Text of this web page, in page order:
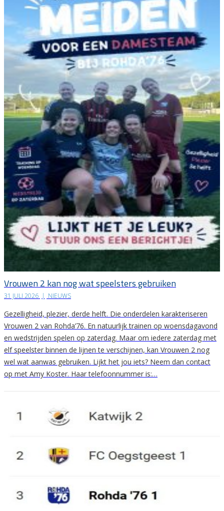
Vrouwen 2 kan nog wat speelsters gebruiken
31 JULI 2026 | NIEUWS
Gezelligheid, plezier, derde helft. Die onderdelen karakteriseren
Vrouwen 2 van Rohda’76. En natuurlijk trainen op woensdagavond
en wedstrijden spelen op zaterdag. Maar om iedere zaterdag met
elf speelster binnen de lijnen te verschijnen, kan Vrouwen 2 nog
wel wat aanwas gebruiken. Lijkt het jou iets? Neem dan contact
op met Amy Koster. Haar telefoonnummer is:…